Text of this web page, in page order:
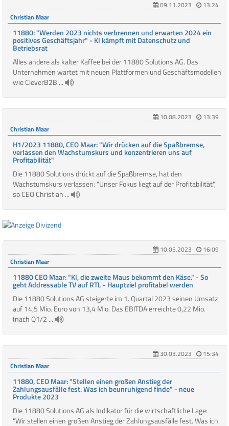
09.11.2023
13:24
Christian Maar
11880: "Werden 2023 nichts verbrennen und erwarten 2024 ein
positives Geschäftsjahr" - KI kämpft mit Datenschutz und
Betriebsrat
Alles andere als kalter Kaffee bei der 11880 Solutions AG. Das
Unternehmen wartet mit neuen Plattformen und Geschäftsmodellen
wie CleverB2B ...
10.08.2023
13:39
Christian Maar
H1/2023 11880, CEO Maar: "Wir drücken auf die Spaßbremse,
verlassen den Wachstumskurs und konzentrieren uns auf
Profitabilität"
Die 11880 Solutions drückt auf die Spaßbremse, hat den
Wachstumskurs verlassen: "Unser Fokus liegt auf der Profitabilität",
so CEO Christian ...
10.05.2023
16:09
Christian Maar
11880 CEO Maar: "KI, die zweite Maus bekommt den Käse." - So
geht Addressable TV auf RTL - Hauptziel profitabel werden
Die 11880 Solutions AG steigerte im 1. Quartal 2023 seinen Umsatz
auf 14,5 Mio. Euro von 13,4 Mio. Das EBITDA erreichte 0,22 Mio.
(nach Q1/2 ...
30.03.2023
15:34
Christian Maar
11880, CEO Maar: "Stellen einen großen Anstieg der
Zahlungsausfälle fest. Was ich beunruhigend finde" - neue
Produkte 2023
Die 11880 Solutions AG als Indikator für die wirtschaftliche Lage:
"Wir stellen einen großen Anstieg der Zahlungsausfälle fest. Was ich